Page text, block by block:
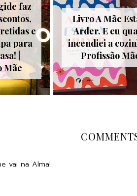
faz
e
para
|
Mãe
Livro A Mãe
Arder. E eu
incendiei a
Profissão
vai na Alma!